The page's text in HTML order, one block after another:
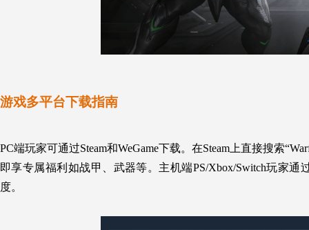
游戏多平台下载指南
PC端玩家可通过Steam和WeGame下载。在Steam 上直接搜索
即享专属福利如战甲、武器等。主机端PS/Xbox/Switch玩家通
度。